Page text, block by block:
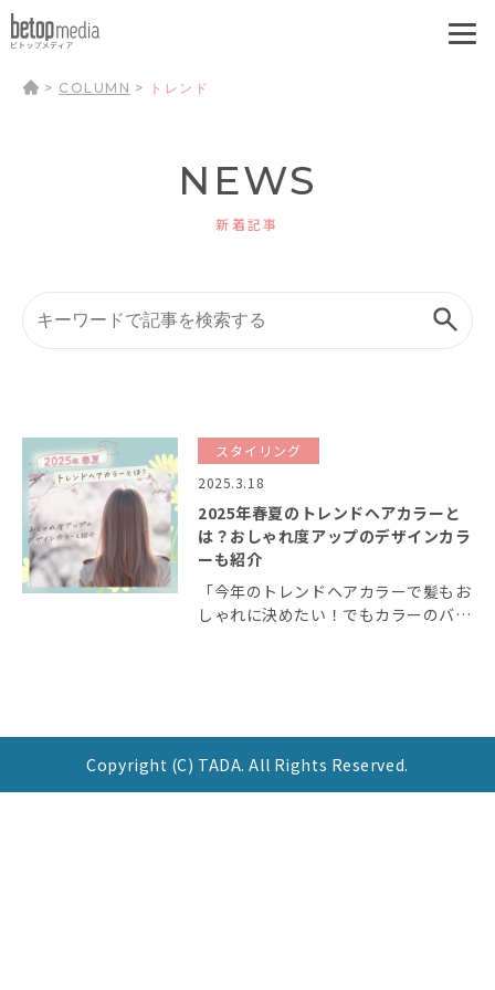
> COLUMN > トレンド
NEWS
新着記事
スタイリング
2025.3.18
2025年春夏のトレンドヘアカラーと
は？おしゃれ度アップのデザインカラ
ーも紹介
「今年のトレンドヘアカラーで髪もお
しゃれに決めたい！でもカラーのバリ
Copyright (C) TADA. All Rights Reserved.